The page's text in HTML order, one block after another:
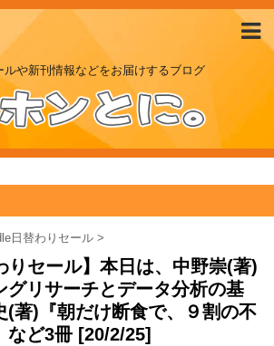
ルや新刊情報などをお届けするブログ
日替わりセール >
りセール】本日は、中野崇(著)
グリサーチとデータ分析の基
(著)『朝だけ断食で、９割の不
など3冊 [20/2/25]